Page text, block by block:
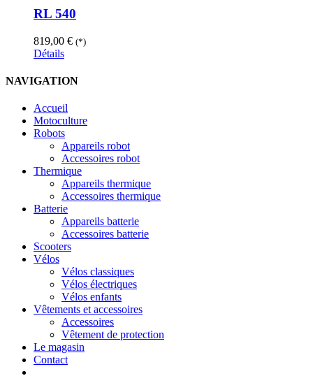
RL 540
819,00 € (*)
Détails
NAVIGATION
Accueil
Motoculture
Robots
Appareils robot
Accessoires robot
Thermique
Appareils thermique
Accessoires thermique
Batterie
Appareils batterie
Accessoires batterie
Scooters
Vélos
Vélos classiques
Vélos électriques
Vélos enfants
Vêtements et accessoires
Accessoires
Vêtement de protection
Le magasin
Contact